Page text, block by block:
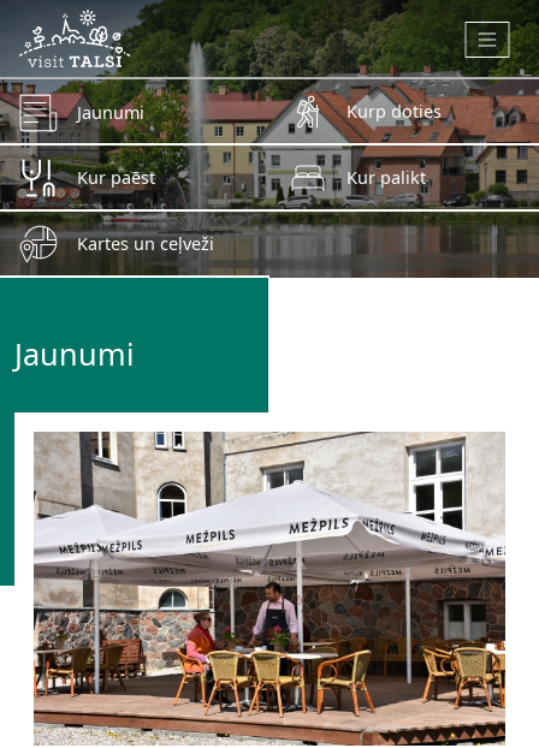
Skip to main content
Jaunumi Kurp doties
Kur paēst Kur palikt
Kartes un ceļveži
Jaunumi